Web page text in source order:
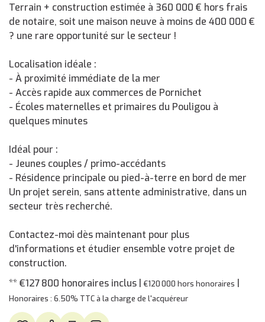
Terrain + construction estimée à 360 000 € hors frais
de notaire, soit une maison neuve à moins de 400 000 €
? une rare opportunité sur le secteur !
Localisation idéale :
- À proximité immédiate de la mer
- Accès rapide aux commerces de Pornichet
- Écoles maternelles et primaires du Pouligou à
quelques minutes
Idéal pour :
- Jeunes couples / primo-accédants
- Résidence principale ou pied-à-terre en bord de mer
Un projet serein, sans attente administrative, dans un
secteur très recherché.
Contactez-moi dès maintenant pour plus
d'informations et étudier ensemble votre projet de
construction.
** €127 800 honoraires inclus €120 000 hors honoraires
Honoraires : 6.50% TTC à la charge de l'acquéreur